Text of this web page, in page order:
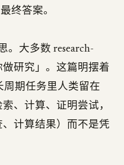
终答案。
。大多数 research-
做研究」。这篇明摆着
期任务里人类留在
、计算、证明尝试，
计算结果）而不是凭